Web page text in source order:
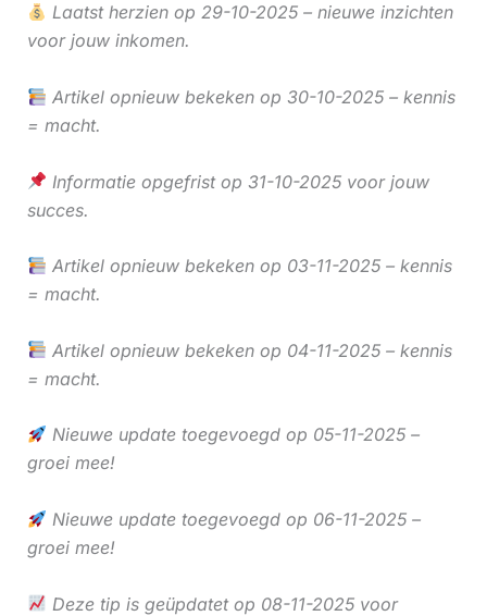
Laatst herzien op 29-10-2025 – nieuwe inzichten
voor jouw inkomen.
Artikel opnieuw bekeken op 30-10-2025 – kennis
= macht.
Informatie opgefrist op 31-10-2025 voor jouw
succes.
Artikel opnieuw bekeken op 03-11-2025 – kennis
= macht.
Artikel opnieuw bekeken op 04-11-2025 – kennis
= macht.
Nieuwe update toegevoegd op 05-11-2025 –
groei mee!
Nieuwe update toegevoegd op 06-11-2025 –
groei mee!
Deze tip is geüpdatet op 08-11-2025 voor